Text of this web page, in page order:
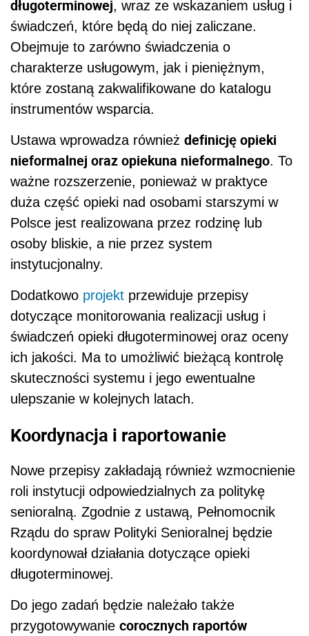
długoterminowej, wraz ze wskazaniem usług i
świadczeń, które będą do niej zaliczane.
Obejmuje to zarówno świadczenia o
charakterze usługowym, jak i pieniężnym,
które zostaną zakwalifikowane do katalogu
instrumentów wsparcia.
Ustawa wprowadza również definicję opieki
nieformalnej oraz opiekuna nieformalnego. To
ważne rozszerzenie, ponieważ w praktyce
duża część opieki nad osobami starszymi w
Polsce jest realizowana przez rodzinę lub
osoby bliskie, a nie przez system
instytucjonalny.
Dodatkowo projekt przewiduje przepisy
dotyczące monitorowania realizacji usług i
świadczeń opieki długoterminowej oraz oceny
ich jakości. Ma to umożliwić bieżącą kontrolę
skuteczności systemu i jego ewentualne
ulepszanie w kolejnych latach.
Koordynacja i raportowanie
Nowe przepisy zakładają również wzmocnienie
roli instytucji odpowiedzialnych za politykę
senioralną. Zgodnie z ustawą, Pełnomocnik
Rządu do spraw Polityki Senioralnej będzie
koordynował działania dotyczące opieki
długoterminowej.
Do jego zadań będzie należało także
przygotowywanie corocznych raportów